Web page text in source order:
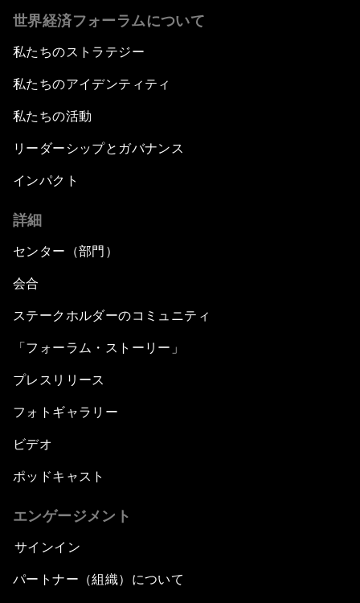
世界経済フォーラムについて
私たちのストラテジー
私たちのアイデンティティ
私たちの活動
リーダーシップとガバナンス
インパクト
詳細
センター（部門）
会合
ステークホルダーのコミュニティ
「フォーラム・ストーリー」
プレスリリース
フォトギャラリー
ビデオ
ポッドキャスト
エンゲージメント
サインイン
パートナー（組織）について